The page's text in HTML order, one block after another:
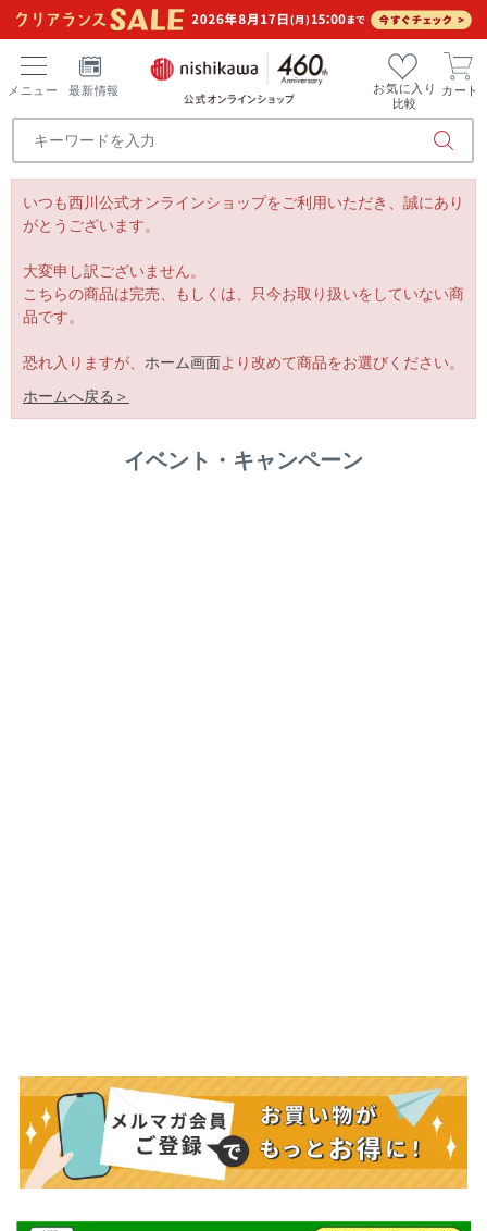
メニュー 最新情報
お気に入り
比較
カート
いつも西川公式オンラインショップをご利用いただき、誠にあり
がとうございます。
大変申し訳ございません。
こちらの商品は完売、もしくは、只今お取り扱いをしていない商
品です。
恐れ入りますが、 ホーム画面より改めて商品をお選びください。
ホームへ戻る＞
イベント・キャンペーン